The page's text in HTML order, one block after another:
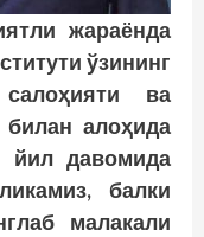
жараёнда
ўзининг
ва
алоҳида
йил давомида
балки
малакали